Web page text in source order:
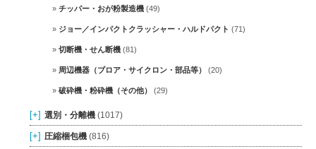
チッパー・おが粉製造機 (49)
ジョー／インパクトクラッシャー・ハルドパクト (71)
切断機・せん断機 (81)
周辺機器（ブロア・サイクロン・部品等） (20)
破砕機・粉砕機（その他） (29)
[+] 選別・分離機 (1017)
[+] 圧縮梱包機 (816)